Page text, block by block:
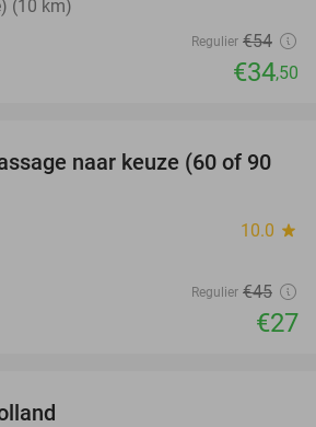
(10 km)
Regulier €54
€34,50
40%
naar keuze (60 of 90
10.0 star
Regulier €45
€27